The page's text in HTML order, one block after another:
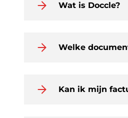
Wat is Doccle?
Welke
Kan ik mijn